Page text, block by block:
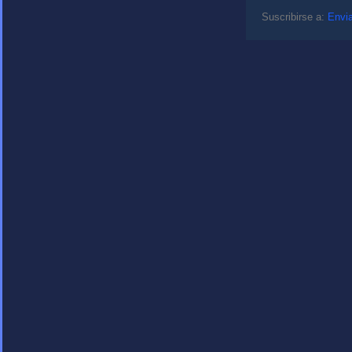
Suscribirse a: